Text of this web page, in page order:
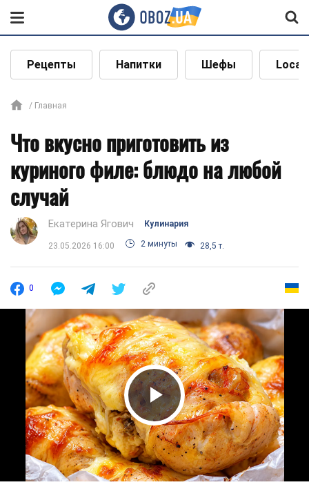
Рецепты Напитки Шефы Local
Главная
Что вкусно приготовить из
куриного филе: блюдо на любой
случай
Екатерина Ягович Кулинария
23.05.2026 16:00 2 минуты 28,5 т.
0
Play Video